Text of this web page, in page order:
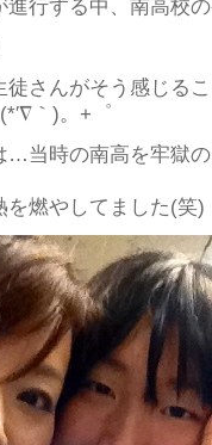
行する中、南高校
さんがそう感じる
｀)。+゜
当時の南高を牢獄
燃やしてました(笑)